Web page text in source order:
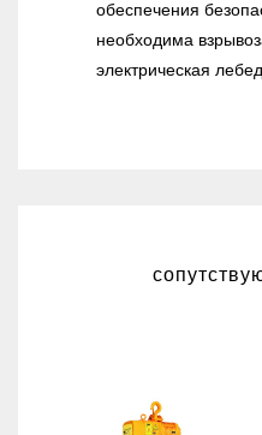
обеспечения
необходима
электрическая